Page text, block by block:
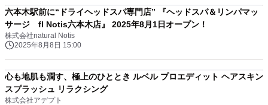
六本木駅前に“ドライヘッドスパ専門店” 『ヘッドスパ＆リンパマッ
サージ fl Notis六本木店』 2025年8月1日オープン！
株式会社natural Notis
2025年8月8日 15:00
心も地肌も潤す、極上のひととき ルベル プロエディット ヘアスキン
スプラッシュ リラクシング
株式会社アデプト